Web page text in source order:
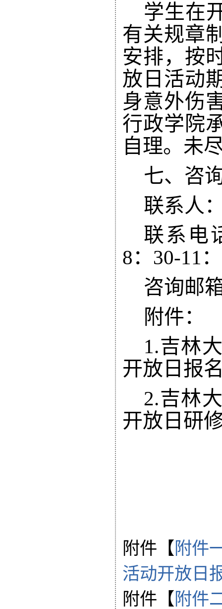
学生在
有关规章
安排，按
放日活动
身意外伤
行政学院
自理。未
七、咨
联系人
联系电
8： 30-11 ：
咨询邮
附件：
1.吉林
开放日 报
2.吉林
开放日 研
附件【 附件
活动开放日
附件【 附件